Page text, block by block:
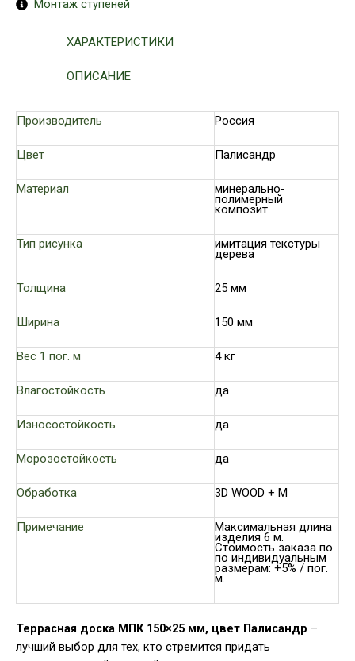
Монтаж ступеней
ХАРАКТЕРИСТИКИ
ОПИСАНИЕ
Производитель Россия
Цвет Палисандр
Материал минерально-
полимерный
композит
Тип рисунка имитация текстуры
дерева
Толщина 25 мм
Ширина 150 мм
Вес 1 пог. м 4 кг
Влагостойкость да
Износостойкость да
Морозостойкость да
Обработка 3D WOOD + М
Примечание Максимальная длина
изделия 6 м.
Стоимость заказа по
по индивидуальным
размерам: +5% / пог.
м.
Террасная доска МПК 150×25 мм, цвет Палисандр –
лучший выбор для тех, кто стремится придать